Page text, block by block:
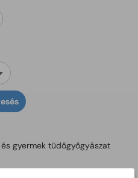
gyermek tüdőgyőgyászat
Károly tér 10.